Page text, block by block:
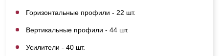
Горизонтальные профили - 22 шт.
Вертикальные профили - 44 шт.
Усилители - 40 шт.